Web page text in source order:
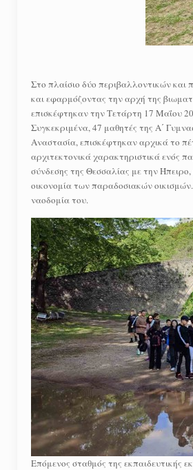
Στο πλαίσιο δύο περιβαλλοντικών και
και εφαρμόζοντας την αρχή της
επισκέφτηκαν την Τετάρτη 17 Μαΐου
Συγκεκριμένα, 47 μαθητές της Α΄
Αναστασία, επισκέφτηκαν αρχικά το
αρχιτεκτονικά χαρακτηριστικά ενός
σύνδεσης της Θεσσαλίας με την
οικονομία των παραδοσιακών
ναοδομία του.
Επόμενος σταθμός της εκπαιδευτικής